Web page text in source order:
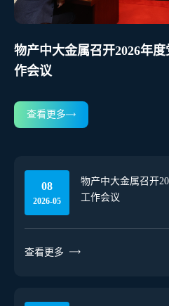
物产中大金属召开2026年
作会议
查看更多
08
2026-05
物产中大金属召开
工作会议
查看更多